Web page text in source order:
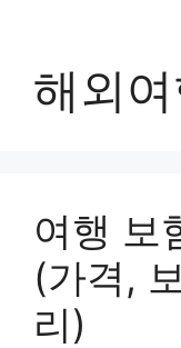
해외
여행 보
(가격,
리)